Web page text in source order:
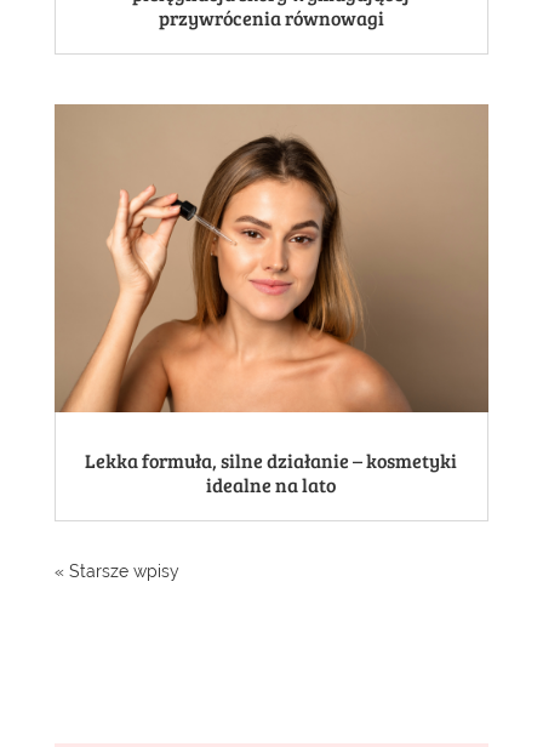
przywrócenia równowagi
Lekka formuła, silne działanie – kosmetyki
idealne na lato
« Starsze wpisy